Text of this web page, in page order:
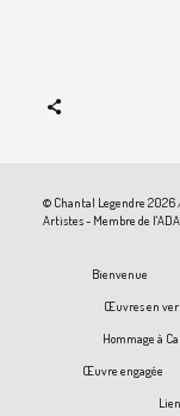
© Chantal Legendre 2026
Artistes - Membre de
Bienvenue
Œuvres en
Hommage à
Œuvre engagée